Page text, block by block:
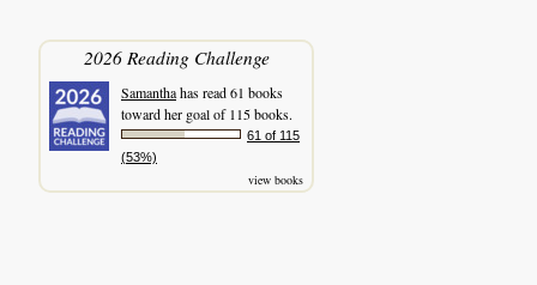
2026 Reading Challenge
Samanthahas read 61 books
toward her goal of 115 books.
61 of 115
(53%)
view books